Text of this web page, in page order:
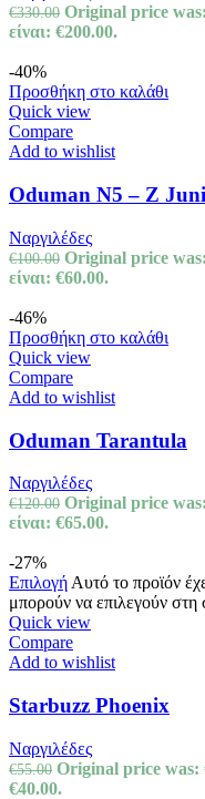
€330.00 Original price
είναι: €200.00.
-40%
Προσθήκη στο καλάθι
Quick view
Compare
Add to wishlist
Oduman N5 – Z
Ναργιλέδες
€100.00 Original price
είναι: €60.00.
-46%
Προσθήκη στο καλάθι
Quick view
Compare
Add to wishlist
Oduman Tarantula
Ναργιλέδες
€120.00 Original price
είναι: €65.00.
-27%
Επιλογή Αυτό το προϊόν
μπορούν να επιλεγούν στη
Quick view
Compare
Add to wishlist
Starbuzz Phoenix
Ναργιλέδες
€55.00 Original price was:
€40.00.